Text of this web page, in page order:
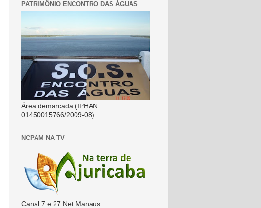
PATRIMÔNIO ENCONTRO DAS ÁGUAS
Área demarcada (IPHAN:
01450015766/2009-08)
NCPAM NA TV
Canal 7 e 27 Net Manaus